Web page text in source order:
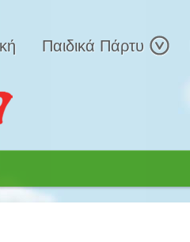
Παιδικά Πάρτυ